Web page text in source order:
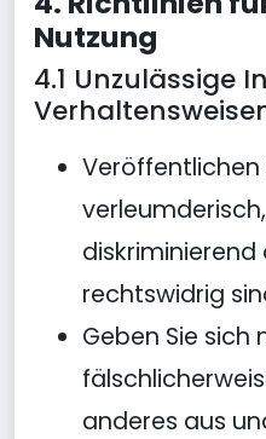
Nutzung
4.1 Unzulässige
Veröffentlichen
rechtswidrig
Geben Sie sich
anderes aus